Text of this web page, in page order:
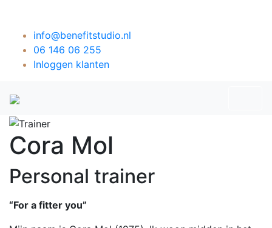
info@benefitstudio.nl
06 146 06 255
Inloggen klanten
Cora Mol
Personal trainer
“For a fitter you”